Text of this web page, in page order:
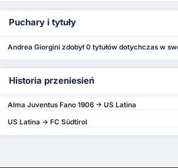
Puchary i tytuły
Andrea Giorgini zdobył 0 tytułów dotychczas w
Historia przeniesień
Alma Juventus Fano 1906 -> US Latina
US Latina -> FC Südtirol